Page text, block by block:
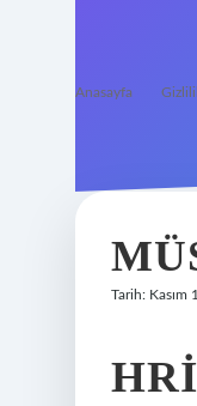
Anasayfa
Tarih: Kasım